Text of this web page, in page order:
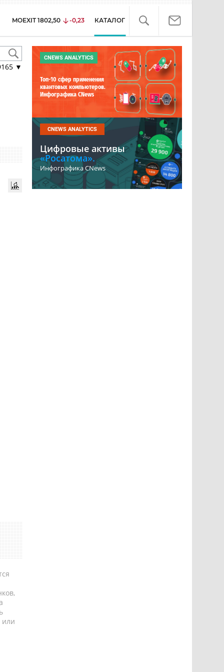
MOEXIT 1802,50 -0,23 КАТАЛОГ
▼
или
CNEWS ANALYTICS
Топ-10 сфер применения
квантовых компьютеров.
Инфографика CNews
CNEWS ANALYTICS
Цифровые активы
«Росатома».
Инфографика CNews